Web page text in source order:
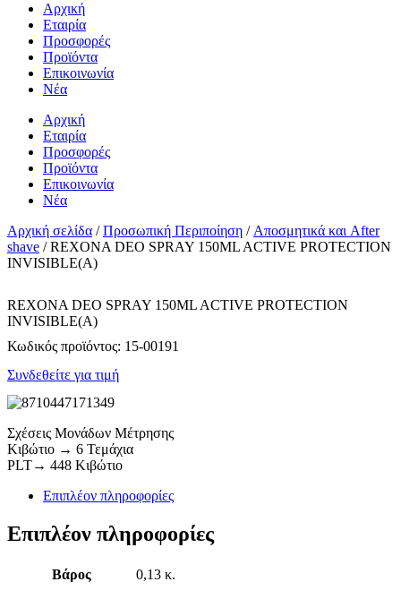
Αρχική
Εταιρία
Προσφορές
Προϊόντα
Επικοινωνία
Νέα
Αρχική
Εταιρία
Προσφορές
Προϊόντα
Επικοινωνία
Νέα
Αρχική σελίδα /Προσωπική Περιποίηση / Αποσμητικά και After
shave / REXONA DEO SPRAY 150ML ACTIVE PROTECTION
INVISIBLE(Α)
REXONA DEO SPRAY 150ML ACTIVE PROTECTION
INVISIBLE(Α)
Κωδικός προϊόντος: 15-00191
Συνδεθείτε για τιμή
Σχέσεις Μονάδων Μέτρησης
Κιβώτιο → 6 Τεμάχια
PLT→ 448 Κιβώτιο
Επιπλέον πληροφορίες
Επιπλέον πληροφορίες
Βάρος 0,13 κ.